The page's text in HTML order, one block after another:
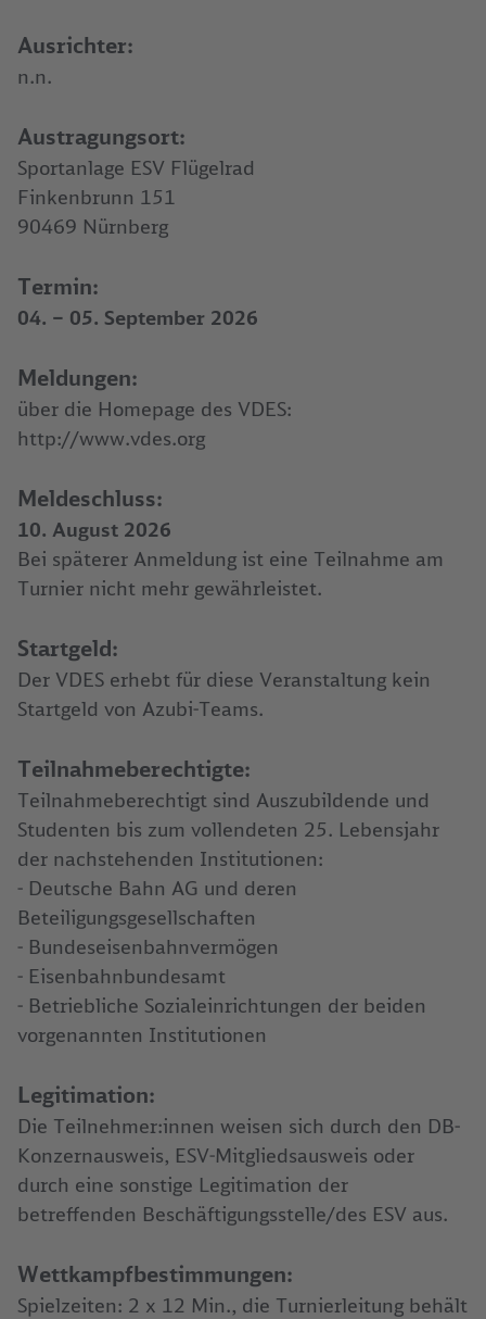
Ausrichter:
n.n.
Austragungsort:
Sportanlage ESV Flügelrad
Finkenbrunn 151
90469 Nürnberg
Termin:
04. – 05. September 2026
Meldungen:
über die Homepage des VDES:
http://www.vdes.org
Meldeschluss:
10. August 2026
Bei späterer Anmeldung ist eine Teilnahme am
Turnier nicht mehr gewährleistet.
Startgeld:
Der VDES erhebt für diese Veranstaltung kein
Startgeld von Azubi-Teams.
Teilnahmeberechtigte:
Teilnahmeberechtigt sind Auszubildende und
Studenten bis zum vollendeten 25. Lebensjahr
der nachstehenden Institutionen:
- Deutsche Bahn AG und deren
Beteiligungsgesellschaften
- Bundeseisenbahnvermögen
- Eisenbahnbundesamt
- Betriebliche Sozialeinrichtungen der beiden
vorgenannten Institutionen
Legitimation:
Die Teilnehmer:innen weisen sich durch den DB-
Konzernausweis, ESV-Mitgliedsausweis oder
durch eine sonstige Legitimation der
betreffenden Beschäftigungsstelle/des ESV aus.
Wettkampfbestimmungen:
Spielzeiten: 2 x 12 Min., die Turnierleitung behält